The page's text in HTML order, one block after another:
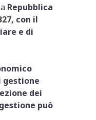
Repubblica
con il
e di
gestione
dei
può